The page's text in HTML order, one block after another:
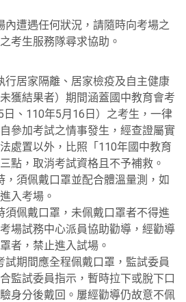
內遭遇任何狀況，請隨時向考場之
考生服務隊尋求協助。
行居家隔離、居家檢疫及自主健康
獲結果者）期間涵蓋國中教育會考
、110年5月16日）之考生，一律
參加考試之情事發生，經查證屬實
處置以外，比照「110年國中教育
點，取消考試資格且不予補救。
，須佩戴口罩並配合體溫量測，如
入考場。
須佩戴口罩，未佩戴口罩者不得進
場試務中心派員協助勸導，經勸導
者，禁止進入試場。
試期間應全程佩戴口罩，監試委員
監試委員指示，暫時拉下或脫下口
身分後戴回。屢經勸導仍故意不佩